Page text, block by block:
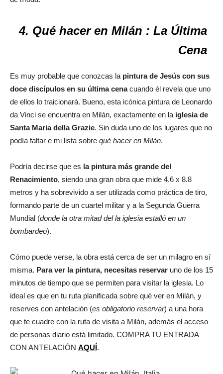
4. Qué hacer en Milán : La Última
Cena
Es muy probable que conozcas la pintura de Jesús con sus
doce discípulos en su última cenacuando él revela que uno
de ellos lo traicionará. Bueno, esta icónica pintura de Leonardo
da Vinci se encuentra en Milán, exactamente en la iglesia de
Santa Maria della Grazie. Sin duda uno de los lugares que no
podía faltar e mi lista sobre qué hacer en Milán.
Podría decirse que es la pintura más grande del
Renacimiento, siendo una gran obra que mide 4.6 x 8.8
metros y ha sobrevivido a ser utilizada como práctica de tiro,
formando parte de un cuartel militar y a la Segunda Guerra
Mundial (donde la otra mitad del la iglesia estalló en un
bombardeo).
Cómo puede verse, la obra está cerca de ser un milagro en sí
misma. Para ver la pintura, necesitas reservar uno de los 15
minutos de tiempo que se permiten para visitar la iglesia. Lo
ideal es que en tu ruta planificada sobre qué ver en Milán, y
reserves con antelación (es obligatorio reservar) a una hora
que te cuadre con la ruta de visita a Milán, además el acceso
de personas diario está limitado. COMPRA TU ENTRADA
CON ANTELACIÓN AQUÍ.